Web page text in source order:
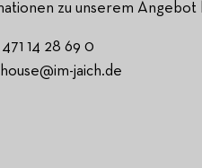
zu unserem
14 28 69 0
jaich.de